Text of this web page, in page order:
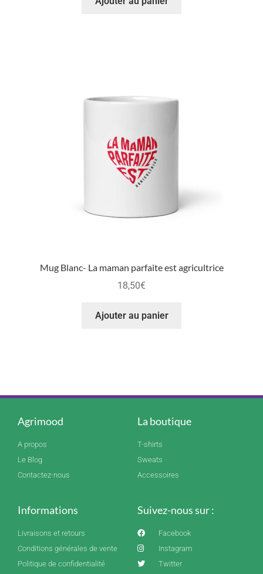
Mug Blanc- La maman parfaite est agricultrice
18,50€
Ajouter au panier
Agrimood
A propos
Le Blog
Contactez-nous
La boutique
T-shirts
Sweats
Accessoires
Informations
Livraisons et retours
Conditions générales de vente
Politique de confidentialité
Suivez-nous sur :
Facebook
Instagram
Twitter